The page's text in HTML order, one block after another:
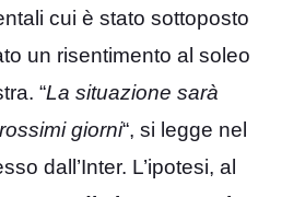
cui è stato sottoposto
un risentimento al soleo
“La situazione sarà
giorni“, si legge nel
dall’Inter. L’ipotesi, al